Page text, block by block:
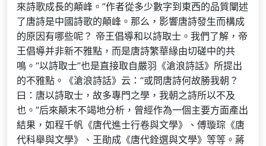
來詩歌成長的顛峰。”作者從多少數字到東西的品質闡述
了唐詩是中國詩歌的顛峰。那么，影響唐詩發生而構成
的原因有哪些呢？ 帝王倡導和以詩取士。我們了解，帝
王倡導并非新不雅點，而是唐詩繁華緣由切磋中的共
鳴。“以詩取士”也是直接取自嚴羽《滄浪詩話》所提出
的不雅點。《滄浪詩話》云：“或問唐詩何故勝我朝？
曰：唐以詩取士，故多專門之學，我朝之詩所以不及
也。”后來顛末不竭地分析，曾經作為一個主要方面產出
結果，如程千帆《唐代進士行卷與文學》、傅璇琮《唐
代科舉與文學》、王勛成《唐代銓選與文學》等等。蔣